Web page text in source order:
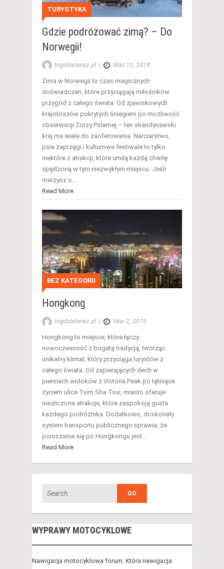
TURYSTYKA
Gdzie podróżować zimą? – Do
Norwegii!
togdzieteraz.pl | Mar 12, 2019
Zima w Norwegii to czas magicznych
doświadczeń, które przyciągają miłośników
przygód z całego świata. Od zjawiskowych
krajobrazów pokrytych śniegiem po możliwość
obserwacji Zorzy Polarnej – ten skandynawski
kraj ma wiele do zaoferowania. Narciarstwo,
psie zaprzęgi i kulturowe festiwale to tylko
niektóre z atrakcji, które umilą każdą chwilę
spędzoną w tym niezwykłym miejscu. Jeśli
marzysz o…
Read More
BEZ KATEGORII
Hongkong
togdzieteraz.pl | Mar 2, 2019
Hongkong to miejsce, które łączy
nowoczesność z bogatą tradycją, tworząc
unikalny klimat, który przyciąga turystów z
całego świata. Od zapierających dech w
piersiach widoków z Victoria Peak po tętniące
życiem ulice Tsim Sha Tsui, miasto oferuje
niezliczone atrakcje, które zaspokoją gusta
każdego podróżnika. Dodatkowo, doskonały
system transportu publicznego sprawia, że
poruszanie się po Hongkongu jest…
Read More
WYPRAWY MOTOCYKLOWE
Nawigacja motocyklowa forum. Która nawigacja